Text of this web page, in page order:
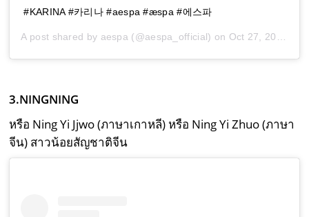
#KARINA #카리나 #aespa #æspa #에스파
A post shared by aespa (@aespa_official) on Oct 27, 2020 at 8:00am PDT
3.NINGNING
หรือ Ning Yi Jjwo (ภาษาเกาหลี) หรือ Ning Yi Zhuo (ภาษา
จีน) สาวน้อยสัญชาติจีน